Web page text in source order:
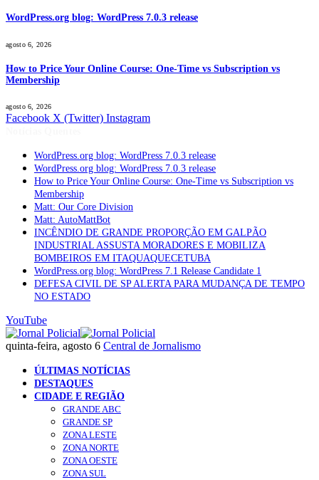
WordPress.org blog: WordPress 7.0.3 release
agosto 6, 2026
How to Price Your Online Course: One-Time vs Subscription vs
Membership
agosto 6, 2026
Facebook X (Twitter) Instagram
WordPress.org blog: WordPress 7.0.3 release
WordPress.org blog: WordPress 7.0.3 release
How to Price Your Online Course: One-Time vs Subscription vs
Membership
Matt: Our Core Division
Matt: AutoMattBot
INCÊNDIO DE GRANDE PROPORÇÃO EM GALPÃO
INDUSTRIAL ASSUSTA MORADORES E MOBILIZA
BOMBEIROS EM ITAQUAQUECETUBA
WordPress.org blog: WordPress 7.1 Release Candidate 1
DEFESA CIVIL DE SP ALERTA PARA MUDANÇA DE TEMPO
NO ESTADO
YouTube
quinta-feira, agosto 6 Central de Jornalismo
ÚLTIMAS NOTÍCIAS
DESTAQUES
CIDADE E REGIÃO
GRANDE ABC
GRANDE SP
ZONA LESTE
ZONA NORTE
ZONA OESTE
ZONA SUL